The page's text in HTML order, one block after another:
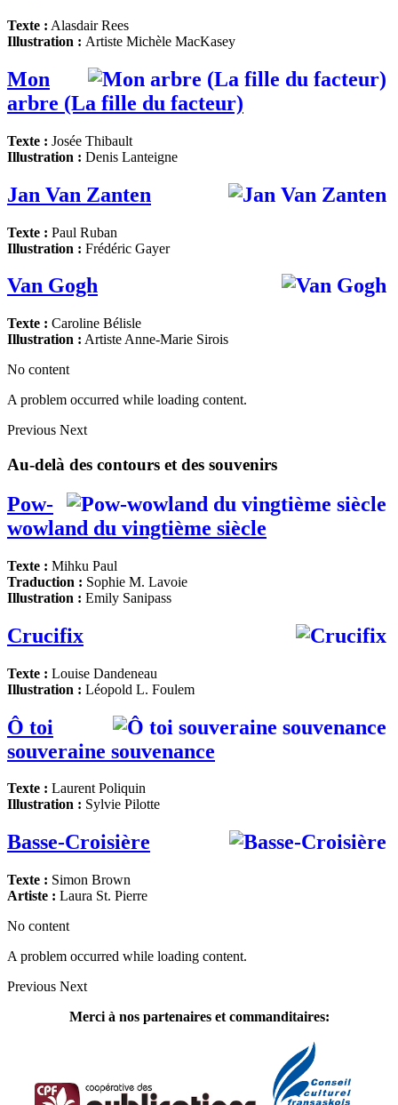
Texte : Alasdair Rees
Illustration : Artiste Michèle MacKasey
Mon
arbre (La fille du facteur)
Texte : Josée Thibault
Illustration : Denis Lanteigne
Jan Van Zanten
Texte : Paul Ruban
Illustration : Frédéric Gayer
Van Gogh
Texte : Caroline Bélisle
Illustration : Artiste Anne-Marie Sirois
No content
A problem occurred while loading content.
Previous Next
Au-delà des contours et des souvenirs
Pow-
wowland du vingtième siècle
Texte : Mihku Paul
Traduction : Sophie M. Lavoie
Illustration : Emily Sanipass
Crucifix
Texte : Louise Dandeneau
Illustration : Léopold L. Foulem
Ô toi
souveraine souvenance
Texte : Laurent Poliquin
Illustration : Sylvie Pilotte
Basse-Croisière
Texte : Simon Brown
Artiste : Laura St. Pierre
No content
A problem occurred while loading content.
Previous Next
Merci à nos partenaires et commanditaires: